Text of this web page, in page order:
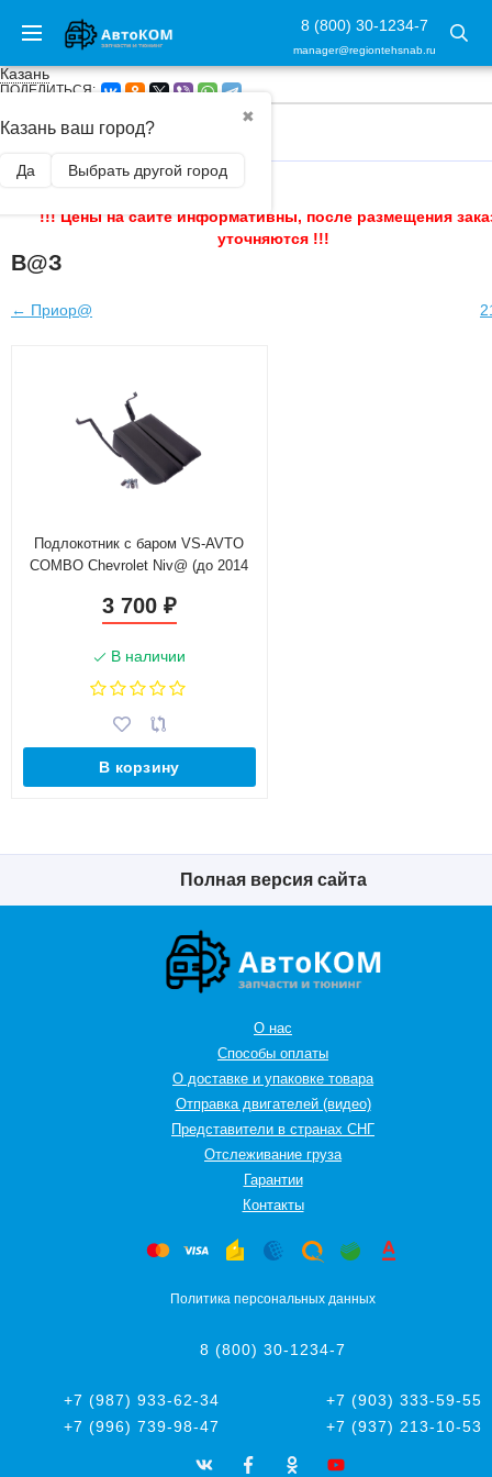
8 (800) 30-1234-7
manager@regiontehsnab.ru
Казань
✖
Казань ваш город?
Да Выбрать другой город
ПОДЕЛИТЬСЯ:
ГЛАВНАЯ /
!!! Цены на сайте информативны, после размещения
уточняются !!!
В@З
← Приор@
Подлокотник с баром VS-AVTO
COMBO Chevrolet Niv@ (до 2014
3 700 ₽
В наличии
В корзину
Полная версия сайта
О нас
Способы оплаты
О доставке и упаковке товара
Отправка двигателей (видео)
Представители в странах СНГ
Oтслеживание груза
Гарантии
Контакты
Политика персональных данных
8 (800) 30-1234-7
+7 (987) 933-62-34
+7 (903) 333-59-55
+7 (996) 739-98-47
+7 (937) 213-10-53